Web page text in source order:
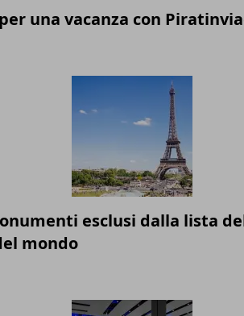
una vacanza con
esclusi dalla lista
mondo